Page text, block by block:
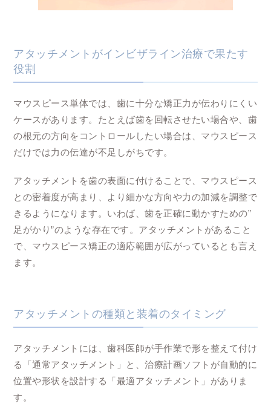
アタッチメントがインビザライン治療で果たす
役割
マウスピース単体では、歯に十分な矯正力が伝わりにくい
ケースがあります。たとえば歯を回転させたい場合や、歯
の根元の方向をコントロールしたい場合は、マウスピース
だけでは力の伝達が不足しがちです。
アタッチメントを歯の表面に付けることで、マウスピース
との密着度が高まり、より細かな方向や力の加減を調整で
きるようになります。いわば、歯を正確に動かすための”
足がかり”のような存在です。アタッチメントがあること
で、マウスピース矯正の適応範囲が広がっているとも言え
ます。
アタッチメントの種類と装着のタイミング
アタッチメントには、歯科医師が手作業で形を整えて付け
る「通常アタッチメント」と、治療計画ソフトが自動的に
位置や形状を設計する「最適アタッチメント」がありま
す。